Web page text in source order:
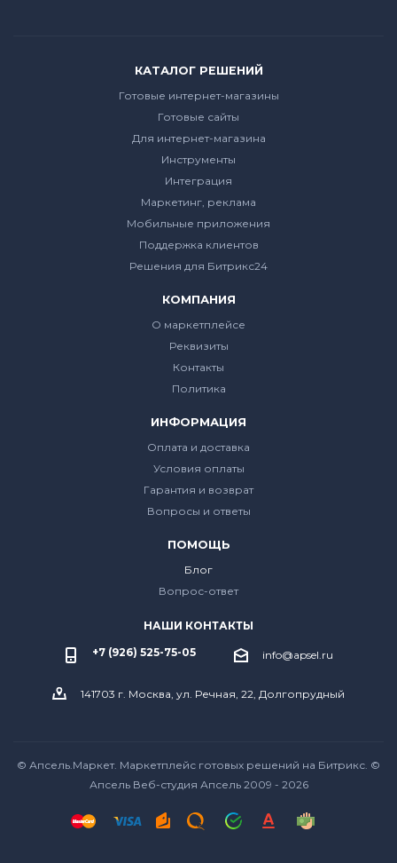
КАТАЛОГ РЕШЕНИЙ
Готовые интернет-магазины
Готовые сайты
Для интернет-магазина
Инструменты
Интеграция
Маркетинг, реклама
Мобильные приложения
Поддержка клиентов
Решения для Битрикс24
КОМПАНИЯ
О маркетплейсе
Реквизиты
Контакты
Политика
ИНФОРМАЦИЯ
Оплата и доставка
Условия оплаты
Гарантия и возврат
Вопросы и ответы
ПОМОЩЬ
Блог
Вопрос-ответ
НАШИ КОНТАКТЫ
+7 (926) 525-75-05
info@apsel.ru
141703 г. Москва, ул. Речная, 22, Долгопрудный
© Апсель.Маркет. Маркетплейс готовых решений на Битрикс . ©
Апсель Веб-студия Апсель2009 - 2026